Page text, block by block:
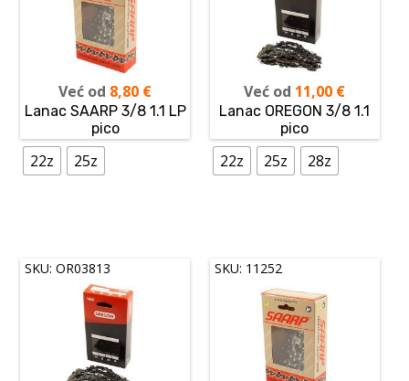
Već od 8,80 €
Lanac SAARP 3/8 1.1 LP
pico
22z 25z
Već od 11,00 €
Lanac OREGON 3/8 1.1
pico
22z 25z 28z
SKU: OR03813 SKU: 11252